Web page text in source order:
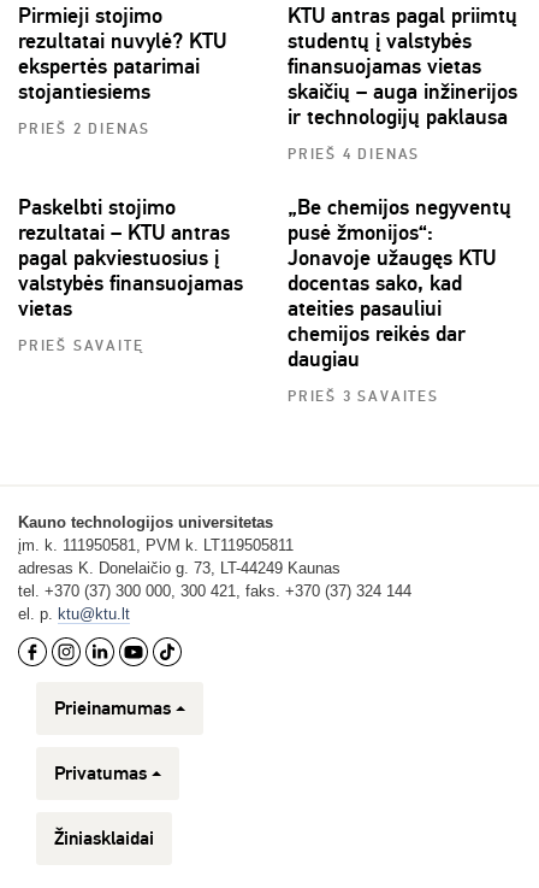
Pirmieji stojimo
rezultatai nuvylė? KTU
ekspertės patarimai
stojantiesiems
PRIEŠ 2 DIENAS
KTU antras pagal priimtų
studentų į valstybės
finansuojamas vietas
skaičių – auga inžinerijos
ir technologijų paklausa
PRIEŠ 4 DIENAS
Paskelbti stojimo
rezultatai – KTU antras
pagal pakviestuosius į
valstybės finansuojamas
vietas
PRIEŠ SAVAITĘ
„Be chemijos negyventų
pusė žmonijos“:
Jonavoje užaugęs KTU
docentas sako, kad
ateities pasauliui
chemijos reikės dar
daugiau
PRIEŠ 3 SAVAITES
Kauno technologijos universitetas
įm. k. 111950581, PVM k. LT119505811
adresas K. Donelaičio g. 73, LT-44249 Kaunas
tel. +370 (37) 300 000, 300 421, faks. +370 (37) 324 144
el. p. ktu@ktu.lt
Prieinamumas
Privatumas
Žiniasklaidai